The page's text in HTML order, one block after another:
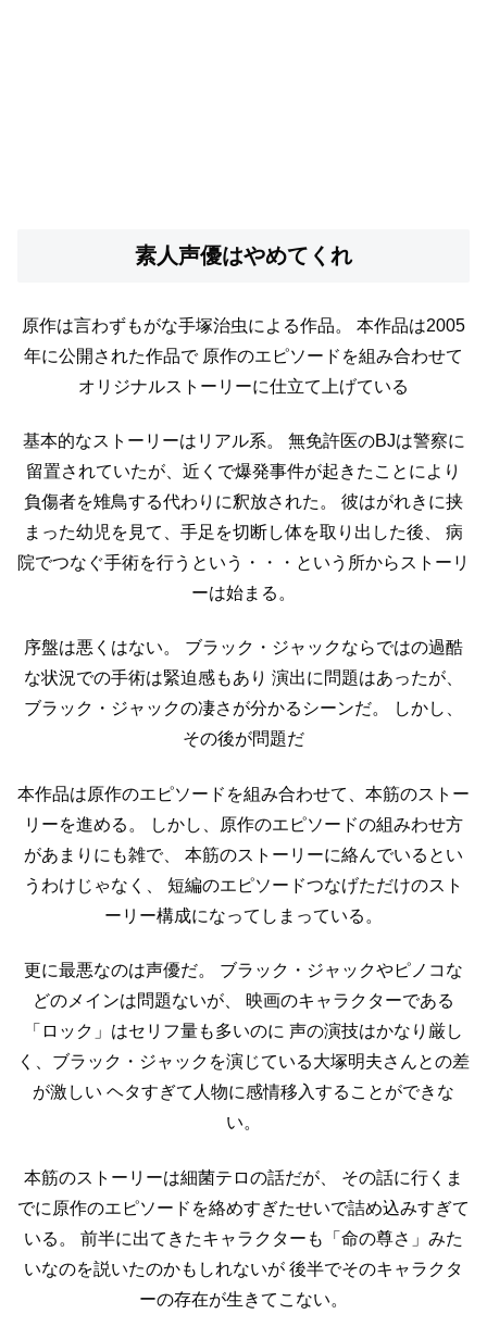
素人声優はやめてくれ
原作は言わずもがな手塚治虫による作品。
本作品は2005
年に公開された作品で原作のエピソードを組み合わせて
オリジナルストーリーに仕立て上げている
基本的なストーリーはリアル系。
無免許医のBJは警察に
留置されていたが、近くで爆発事件が起きたことにより
負傷者を雉鳥する代わりに釈放された。
彼はがれきに挟
まった幼児を見て、手足を切断し体を取り出した後、
病
院でつなぐ手術を行うという・・・という所からストーリ
ーは始まる。
序盤は悪くはない。
ブラック・ジャックならではの過酷
な状況での手術は緊迫感もあり 演出に問題はあったが、
ブラック・ジャックの凄さが分かるシーンだ。
しかし、
その後が問題だ
本作品は原作のエピソードを組み合わせて、本筋のストー
リーを進める。
しかし、原作のエピソードの組みわせ方
があまりにも雑で、
本筋のストーリーに絡んでいるとい
うわけじゃなく、
短編のエピソードつなげただけのスト
ーリー構成になってしまっている。
更に最悪なのは声優だ。
ブラック・ジャックやピノコな
どのメインは問題ないが、
映画のキャラクターである
「ロック」はセリフ量も多いのに 声の演技はかなり厳し
く、ブラック・ジャックを演じている大塚明夫さんとの差
が激しい ヘタすぎて人物に感情移入することができな
い。
本筋のストーリーは細菌テロの話だが、
その話に行くま
でに原作のエピソードを絡めすぎたせいで詰め込みすぎて
いる。
前半に出てきたキャラクターも「命の尊さ」みた
いなのを説いたのかもしれないが 後半でそのキャラクタ
ーの存在が生きてこない。